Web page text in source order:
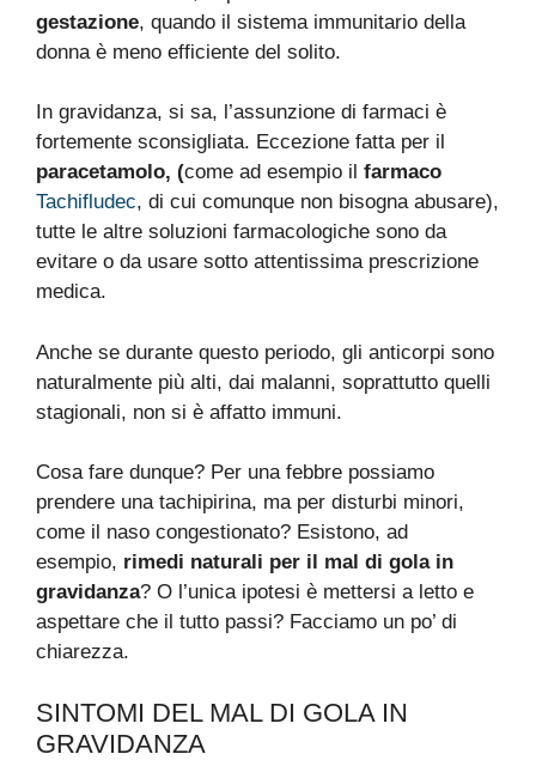
gestazione, quando il sistema immunitario della
donna è meno efficiente del solito.
In gravidanza, si sa, l’assunzione di farmaci è
fortemente sconsigliata. Eccezione fatta per il
paracetamolo, (come ad esempio il farmaco
Tachifludec, di cui comunque non bisogna abusare),
tutte le altre soluzioni farmacologiche sono da
evitare o da usare sotto attentissima prescrizione
medica.
Anche se durante questo periodo, gli anticorpi sono
naturalmente più alti, dai malanni, soprattutto quelli
stagionali, non si è affatto immuni.
Cosa fare dunque? Per una febbre possiamo
prendere una tachipirina, ma per disturbi minori,
come il naso congestionato? Esistono, ad
esempio, rimedi naturali per il mal di gola in
gravidanza? O l’unica ipotesi è mettersi a letto e
aspettare che il tutto passi? Facciamo un po’ di
chiarezza.
SINTOMI DEL MAL DI GOLA IN
GRAVIDANZA